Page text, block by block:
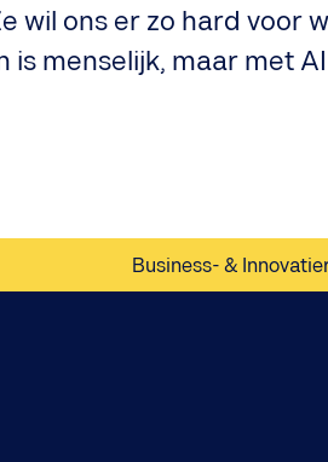
wil ons er zo hard voor
is menselijk, maar met
Business- &